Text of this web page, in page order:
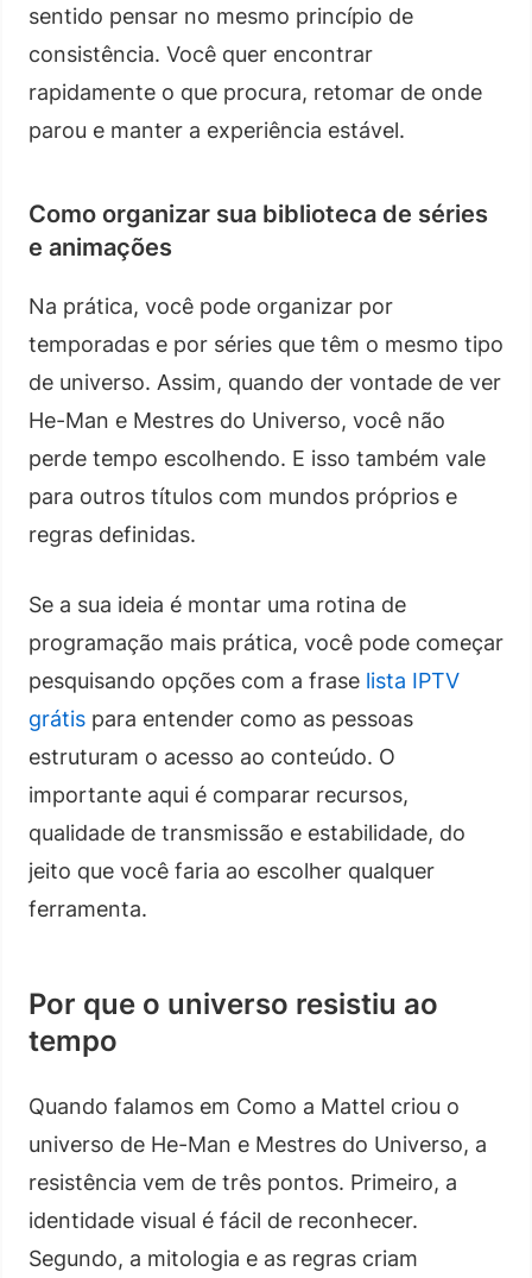
sentido pensar no mesmo princípio de
consistência. Você quer encontrar
rapidamente o que procura, retomar de onde
parou e manter a experiência estável.
Como organizar sua biblioteca de séries
e animações
Na prática, você pode organizar por
temporadas e por séries que têm o mesmo tipo
de universo. Assim, quando der vontade de ver
He-Man e Mestres do Universo, você não
perde tempo escolhendo. E isso também vale
para outros títulos com mundos próprios e
regras definidas.
Se a sua ideia é montar uma rotina de
programação mais prática, você pode começar
pesquisando opções com a frase lista IPTV
grátis para entender como as pessoas
estruturam o acesso ao conteúdo. O
importante aqui é comparar recursos,
qualidade de transmissão e estabilidade, do
jeito que você faria ao escolher qualquer
ferramenta.
Por que o universo resistiu ao
tempo
Quando falamos em Como a Mattel criou o
universo de He-Man e Mestres do Universo, a
resistência vem de três pontos. Primeiro, a
identidade visual é fácil de reconhecer.
Segundo, a mitologia e as regras criam